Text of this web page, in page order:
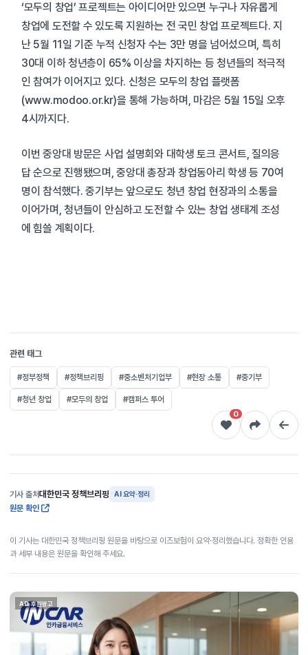
‘모두의 창업’ 프로젝트는 아이디어만 있으면 누구나 자유롭게
창업에 도전할 수 있도록 지원하는 전 국민 창업 프로젝트다. 지
난 5월 11일 기준 누적 신청자 수는 3만 명을 넘어섰으며, 특히
30대 이하 청년층이 65% 이상을 차지하는 등 청년들의 적극적
인 참여가 이어지고 있다. 신청은 모두의 창업 플랫폼
(www.modoo.or.kr)을 통해 가능하며, 마감은 5월 15일 오후
4시까지다.
이번 중앙대 방문은 사업 설명회와 대학생 토크 콘서트, 질의응
답 순으로 진행됐으며, 중앙대 총장과 창업동아리 학생 등 70여
명이 참석했다. 중기부는 앞으로도 청년 창업 현장과의 소통을
이어가며, 청년들이 안심하고 도전할 수 있는 창업 생태계 조성
에 힘쓸 계획이다.
관련 태그
#정부정책 #정책브리핑 #중소벤처기업부 #현장 소통 #중기부
#청년 창업 #모두의 창업
#캠퍼스 투어
0
기사 출처대한민국 정책브리핑 AI 요약·정리
원문 확인
이 기사는 대한민국 정책브리핑 원문을 바탕으로 이즈보험이 요약·정리했습니다. 정확한 인용
과 세부 내용은 원문을 확인해 주세요.
AD 후원광고